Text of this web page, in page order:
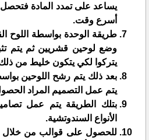
يساعد على تمدد المادة
أسرع وقت.
طريقة الوحدة بواسطة اللوح
وضع لوحين قشريين ثم يتم
يتركوا لكي يتكون خليط من
بعد ذلك يتم رشح اللوحين
يتم عمل التصميم المراد
بتلك الطريقة يتم عمل
الأنواع السندوتشية.
للحصول على قوالب من خلال